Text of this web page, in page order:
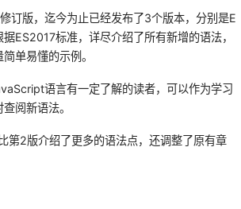
订版，迄今为止已经发布了3个版本，分别是E
ES2017标准，详尽介绍了所有新增的语法，
单易懂的示例。
语言有一定了解的读者，可以作为学习
阅新语法。
第2版介绍了更多的语法点，还调整了原有章